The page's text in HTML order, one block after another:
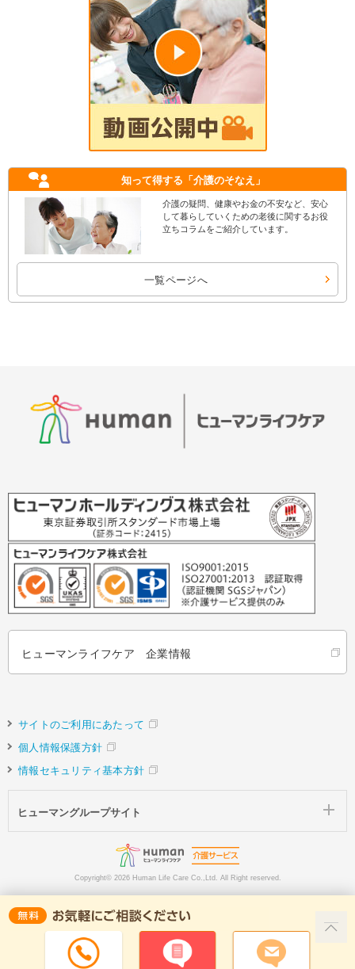
知って得する 「介護のそなえ」
介護の疑問、健康やお金の不安など、安心
して暮らしていくための老後に関するお役
立ちコラムをご紹介しています。
一覧ページへ
ヒューマンライフケア 企業情報
サイトのご利用にあたって
個人情報保護方針
情報セキュリティ基本方針
ヒューマングループサイト
Copyright© 2026 Human Life Care Co.,Ltd. All Right reserved.